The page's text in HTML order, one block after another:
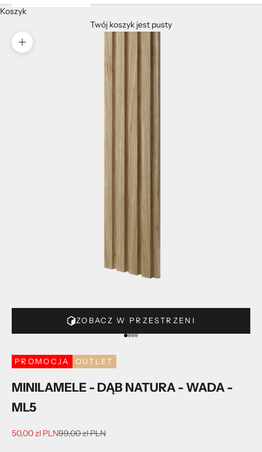
Koszyk
Twój koszyk jest pusty
Przybliż
ZOBACZ W PRZESTRZENI
Przejdź do 1
Przejdź do 2
Przejdź do 3
Przejdź do 4
PROMOCJA OUTLET
MINILAMELE - DĄB NATURA - WADA -
ML5
Cena promocyjna
50,00 zl PLNCena regularna
99,00 zl PLN